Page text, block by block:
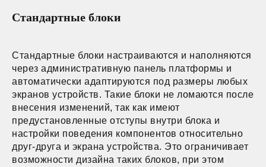
Стандартные блоки
Стандартные блоки настраиваются и наполняются
через административную панель платформы и
автоматически адаптируются под размеры любых
экранов устройств. Такие блоки не ломаются после
внесения изменений, так как имеют
предустановленные отступы внутри блока и
настройки поведения компонентов относительно
друг-друга и экрана устройства. Это ограничивает
возможности дизайна таких блоков, при этом